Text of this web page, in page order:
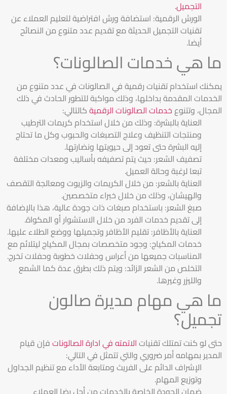
التجميل.
الورش الرقمية: استضافة ورش افتراضية لتعليم العملاء عن
تقنيات التجميل الحديثة مع تقديم عدد متنوع من النصائح
أيضا.
ما هي خدمات الصالونات؟
يمكنك استخدام تقنيات رقمية في الصالونات في عدد متنوع من
الخدمات المقدمة بداخلها، وذلك مواكبة للتطور الحادث في ذلك
المجال، وتتنوعخدمات الصالونات الرقميةكالتالي:
العناية بالبشرة: وذلك من خلال استخدام كريمات الترطيب
ومنتجات التنظيف وعلاج التصبغات والحبوب وكل ما تحتاج
إليه البشرة حتى تعود إلى حيويتها ونضارتها.
تصفيف الشعر: حيث يتم تصفيفه بأساليب ومعدات مختلفة
تبعا لرغبة وحالة العميل.
العناية بالشعر: من خلال الكريمات والزيوت ومعالجة التقصف
والهيشان، وذلك من خلال خبراء متخصصين.
صبغ الشعر: باستخدام صبغات ذات جودة عالية، هذا بالإضافة
إلى تقديم خدمات الفرد من خلال الاستشوار أو المكواة.
العناية بالأظافر: تقليم الأظافر وتجميلها ووضع الطلاء عليها.
خدمات المكياج: وجود متخصصات بمجال المكياج ليتلائم مع
المناسبات جميعها من أعراس وحفلات خطوبة وحفلات تخرج.
التخلص من الشعر الزائد: ويتم ذلك بطرق عدة كما الشمع
والليزر وغيرها.
ما هي مهام مديرة صالون
تجميل؟
حتى لو كنت تمتلك تقنياتالاتمته في ادارة الصالوناتفإن قيام
المدير بمهامه أمر ضروري والتي تتمثل في التالي:
الإشراف الدائم على الفريث ومتابعة الأداء مع تنظيم الجداول
وتوزيع المهام.